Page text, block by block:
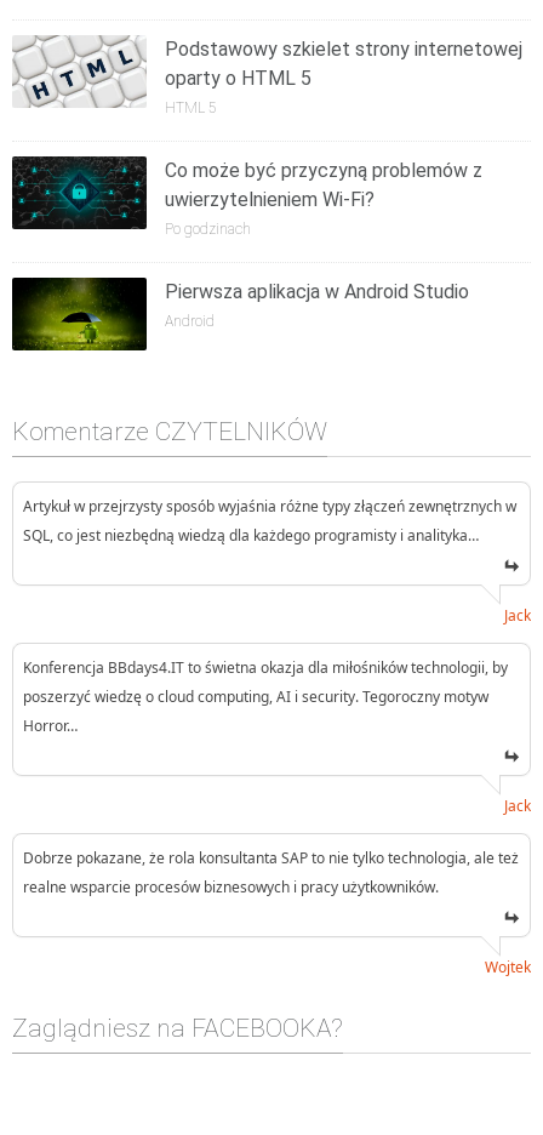
Podstawowy szkielet strony internetowej
oparty o HTML 5
HTML 5
Co może być przyczyną problemów z
uwierzytelnieniem Wi-Fi?
Po godzinach
Pierwsza aplikacja w Android Studio
Android
Komentarze CZYTELNIKÓW
Artykuł w przejrzysty sposób wyjaśnia różne typy złączeń zewnętrznych w
SQL, co jest niezbędną wiedzą dla każdego programisty i analityka…
Jack
Konferencja BBdays4.IT to świetna okazja dla miłośników technologii, by
poszerzyć wiedzę o cloud computing, AI i security. Tegoroczny motyw
Horror…
Jack
Dobrze pokazane, że rola konsultanta SAP to nie tylko technologia, ale też
realne wsparcie procesów biznesowych i pracy użytkowników.
Wojtek
Zaglądniesz na FACEBOOKA?